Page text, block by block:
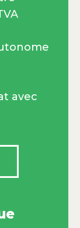
avec